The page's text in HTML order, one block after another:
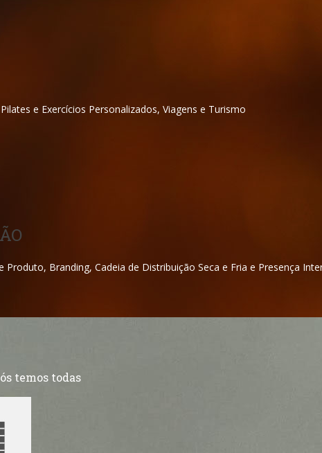
e Exercícios Personalizados, Viagens e Turismo
Branding, Cadeia de Distribuição Seca e Fria e Presença
temos todas